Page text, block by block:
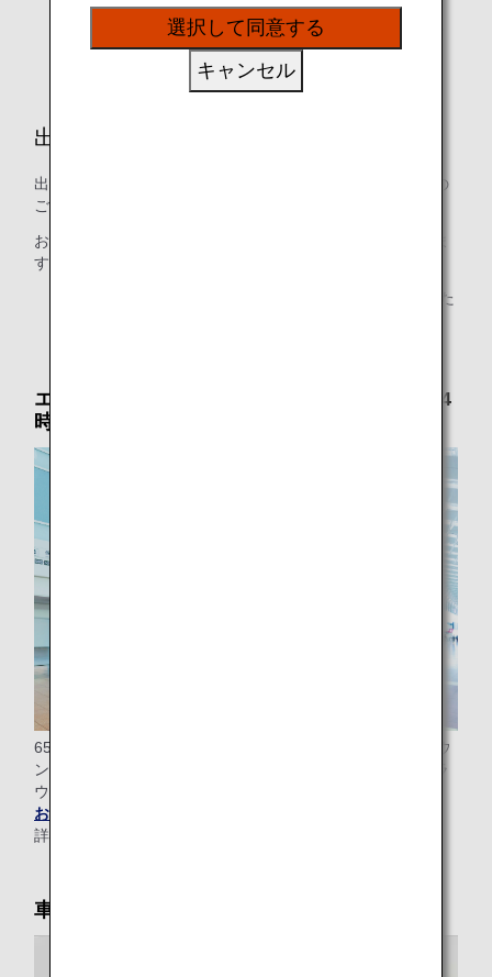
* 機材変更、その他やむを得ない理由により、予告なし
に座席が変更になる場合があります。
出発空港で
出発時に搭乗口までのご案内や到着時のお出迎えの方までの
ご案内など、必要なお手伝いを伺います。
お見送りの方に搭乗口までお付き添いいただくことができま
すので、ご希望のお客様は空港係員にお知らせください。
* 搭乗口までのお付き添いは、保安上1名様とさせていた
エアポートサポート：お電話で要予約（出発24
時間前まで）
65歳以上のお客様のみで搭乗される場合、チェックインカウ
ンターから搭乗ゲートまで（ラウンジ利用対象のお客様はラ
ウンジまで）ご案内いたします。
お電話にてお申し込み
詳細は
車いす貸し出し
選択して同意する
キャンセル